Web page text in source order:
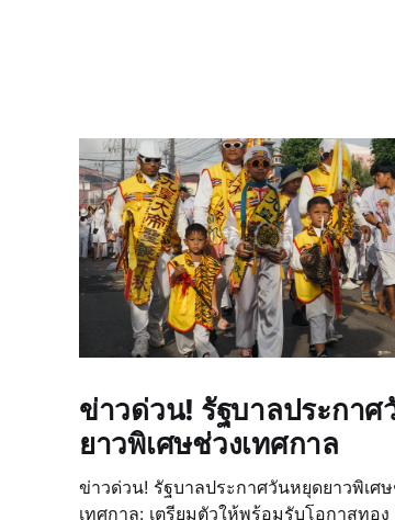
ข่าวด่วน! รัฐบาลประกาศ
ยาวพิเศษช่วงเทศกาล
ข่าวด่วน! รัฐบาลประกาศวันหยุดยาวพิเศ
เทศกาล: เตรียมตัวให้พร้อมรับโอกาสทอง ข่าวล่าสุด